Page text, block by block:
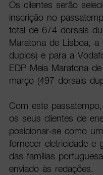
Os clientes serão
inscrição no
total de 674 dorsais
Maratona de Lisboa,
duplos) e para a
EDP Meia Maratona
março (497 dorsais
Com este
os seus clientes de
posicionar-se como
fornecer eletricidade e
das famílias
enviado às redações.